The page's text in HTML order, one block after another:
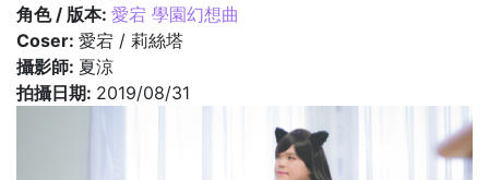
角色 / 版本: 愛宕 學園幻想曲
Coser: 愛宕 / 莉絲塔
攝影師: 夏涼
拍攝日期: 2019/08/31